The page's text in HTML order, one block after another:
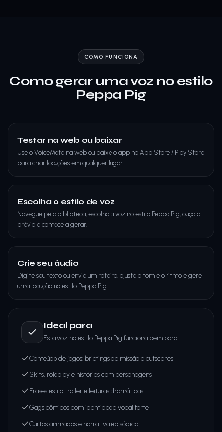
COMO FUNCIONA
Como gerar uma voz no estilo
Peppa Pig
Testar na web ou baixar
Use o VoiceMate na web ou baixe o app na App Store / Play Store
para criar locuções em qualquer lugar.
Escolha o estilo de voz
Navegue pela biblioteca, escolha a voz no estilo Peppa Pig, ouça a
prévia e comece a gerar.
Crie seu áudio
Digite seu texto ou envie um roteiro, ajuste o tom e o ritmo e gere
uma locução no estilo Peppa Pig.
Ideal para
Esta voz no estilo Peppa Pig funciona bem para:
Conteúdo de jogos: briefings de missão e cutscenes
Skits, roleplay e histórias com personagens
Frases estilo trailer e leituras dramáticas
Gags cômicos com identidade vocal forte
Curtas animados e narrativa episódica